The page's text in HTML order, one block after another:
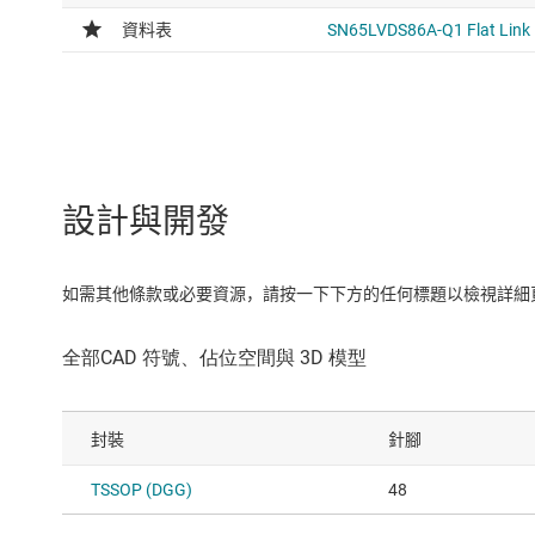
設計與開發
如需其他條款或必要資源，請按一下下方的任何標題以檢視詳
封裝 針腳
TSSOP (DGG) 48